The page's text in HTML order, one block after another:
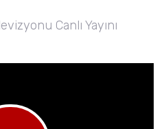
Canlı Yayını